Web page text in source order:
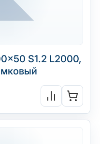
S1.2 L2000,